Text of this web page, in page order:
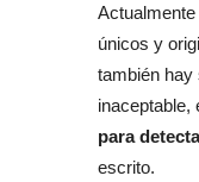
únicos y
también hay
inaceptable,
para
escrito.